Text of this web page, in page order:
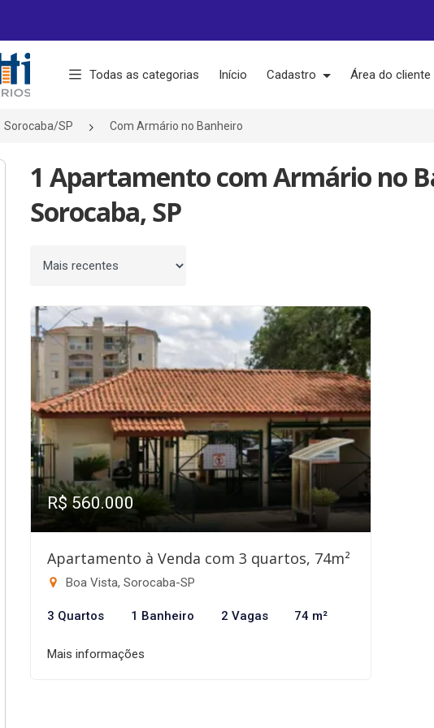
Todas as categorias Início Cadastro Área do cliente
Sorocaba/SP Com Armário no Banheiro
1 Apartamento com Armário no
Sorocaba, SP
Ordenar por
R$ 560.000
Apartamento à Venda com 3 quartos, 74m²
Boa Vista, Sorocaba-SP
3 Quartos 1 Banheiro 2 Vagas 74 m²
Mais informações